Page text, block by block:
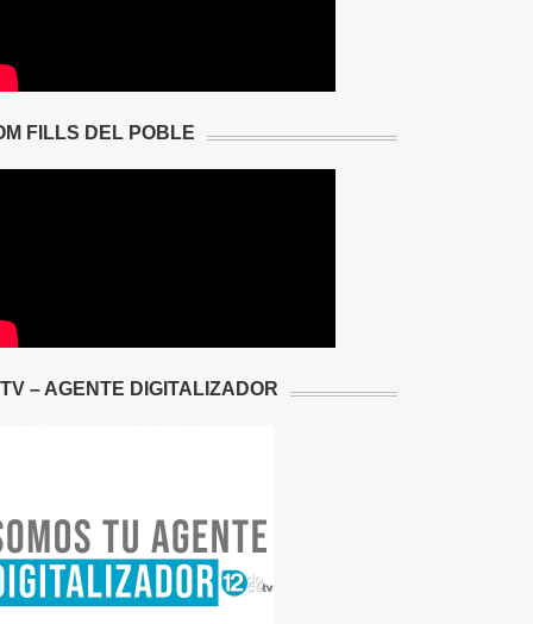
FILLS DEL POBLE
– AGENTE DIGITALIZADOR